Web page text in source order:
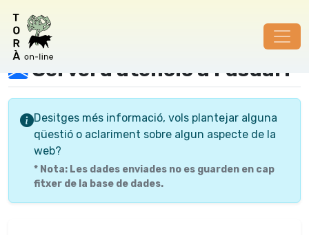
Servei d'atenció a l'usuari
Desitges més informació, vols plantejar alguna
qüestió o aclariment sobre algun aspecte de la
web?
* Nota: Les dades enviades no es guarden en cap
fitxer de la base de dades.